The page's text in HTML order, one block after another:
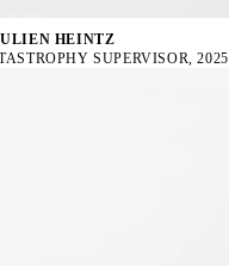
HEINTZ
SUPERVISOR, 2025